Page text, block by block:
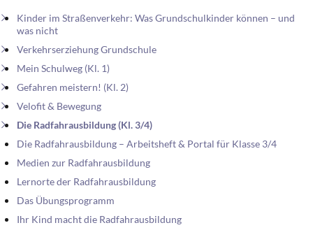
Kinder im Straßenverkehr: Was Grundschulkinder können – und
was nicht
Verkehrserziehung Grundschule
Mein Schulweg (Kl. 1)
Gefahren meistern! (Kl. 2)
Velofit & Bewegung
Die Radfahrausbildung (Kl. 3/4)
Die Radfahrausbildung – Arbeitsheft & Portal für Klasse 3/4
Medien zur Radfahrausbildung
Lernorte der Radfahrausbildung
Das Übungsprogramm
Ihr Kind macht die Radfahrausbildung